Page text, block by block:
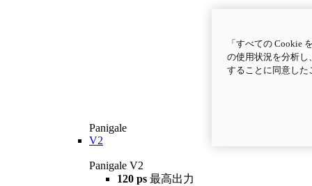
Panigale
V2
Panigale V2
120 ps 最高出力
「すべての Cookie
の使用状況を分析し
することに同意し